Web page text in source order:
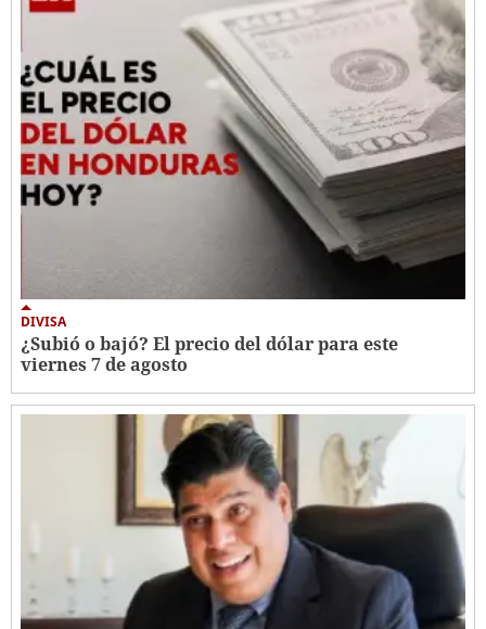
DIVISA
¿Subió o bajó? El precio del dólar para este
viernes 7 de agosto